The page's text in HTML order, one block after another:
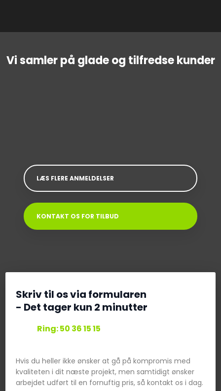
Vi samler på glade og tilfredse kunder
LÆS FLERE ANMELDELSER
KONTAKT OS FOR TILBUD
Skriv til os via formularen
​- Det tager kun 2 minutter
Ring: 50 36 15 15​
Hvis du heller ikke ønsker at gå på kompromis med
kvaliteten i dit næste projekt, men samtidigt ønsker
arbejdet udført til en fornuftig pris, så kontakt os i dag.